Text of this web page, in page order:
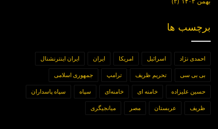
برچسب ها
احمدی نژاد اسرائیل امریکا ایران ایران اینترنشنال
بی بی سی تحریم ظریف ترامپ جمهوری اسلامی
حسین علیزاده خامنه ای خامنه‌ای سپاه سپاه پاسداران
ظریف عربستان مصر میانجیگری